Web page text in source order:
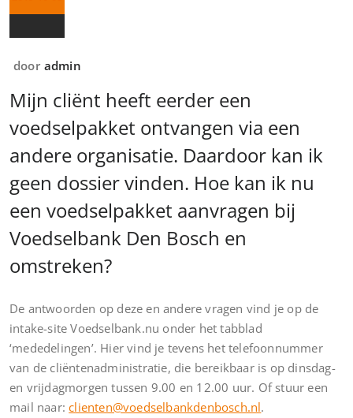
door admin
Mijn cliënt heeft eerder een
voedselpakket ontvangen via een
andere organisatie. Daardoor kan ik
geen dossier vinden. Hoe kan ik nu
een voedselpakket aanvragen bij
Voedselbank Den Bosch en
omstreken?
De antwoorden op deze en andere vragen vind je op de
intake-site Voedselbank.nu onder het tabblad
‘mededelingen’. Hier vind je tevens het telefoonnummer
van de cliëntenadministratie, die bereikbaar is op dinsdag-
en vrijdagmorgen tussen 9.00 en 12.00 uur. Of stuur een
mail naar:clienten@voedselbankdenbosch.nl.